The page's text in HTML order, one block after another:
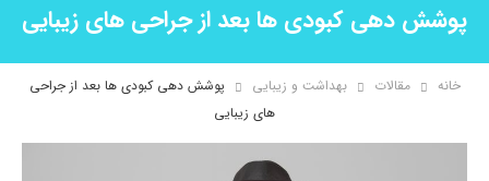
پوشش دهی کبودی ها بعد از جراحی های زیبایی
خانه مقالات بهداشت و زیبایی
پوشش دهی کبودی ها بعد از جراحی
های زیبایی